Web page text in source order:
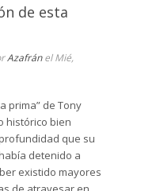
de esta
Azafránel Mié,
prima” de Tony
histórico bien
que su
detenido a
existido mayores